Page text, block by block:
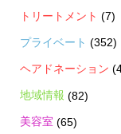
トリートメント (7)
プライベート (352)
ヘアドネーション
地域情報 (82)
美容室 (65)